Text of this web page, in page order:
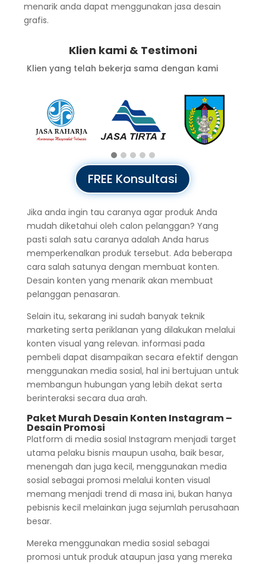
menarik anda dapat menggunakan jasa desain
grafis.
Klien kami & Testimoni
Klien yang telah bekerja sama dengan kami
FREE Konsultasi
Jika anda ingin tau caranya agar produk Anda
mudah diketahui oleh calon pelanggan? Yang
pasti salah satu caranya adalah Anda harus
memperkenalkan produk tersebut. Ada beberapa
cara salah satunya dengan membuat konten.
Desain konten yang menarik akan membuat
pelanggan penasaran.
Selain itu, sekarang ini sudah banyak teknik
marketing serta periklanan yang dilakukan melalui
konten visual yang relevan. informasi pada
pembeli dapat disampaikan secara efektif dengan
menggunakan media sosial, hal ini bertujuan untuk
membangun hubungan yang lebih dekat serta
berinteraksi secara dua arah.
Paket Murah Desain Konten Instagram –
Desain Promosi
Platform di media sosial Instagram menjadi target
utama pelaku bisnis maupun usaha, baik besar,
menengah dan juga kecil, menggunakan media
sosial sebagai promosi melalui konten visual
memang menjadi trend di masa ini, bukan hanya
pebisnis kecil melainkan juga sejumlah perusahaan
besar.
Mereka menggunakan media sosial sebagai
promosi untuk produk ataupun jasa yang mereka